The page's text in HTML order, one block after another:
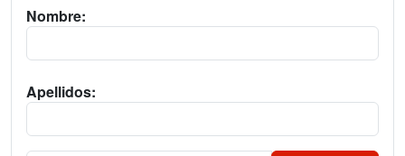
Nombre:
Apellidos: